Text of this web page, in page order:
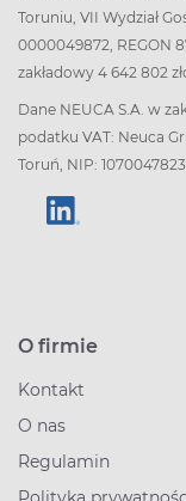
Toruniu, VII Wydział
0000049872, REGON
zakładowy 4 642 802
Dane NEUCA S.A. w
podatku VAT: Neuca
Toruń, NIP: 1070047823
O firmie
Kontakt
O nas
Regulamin